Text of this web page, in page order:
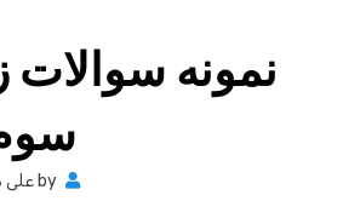
by علی